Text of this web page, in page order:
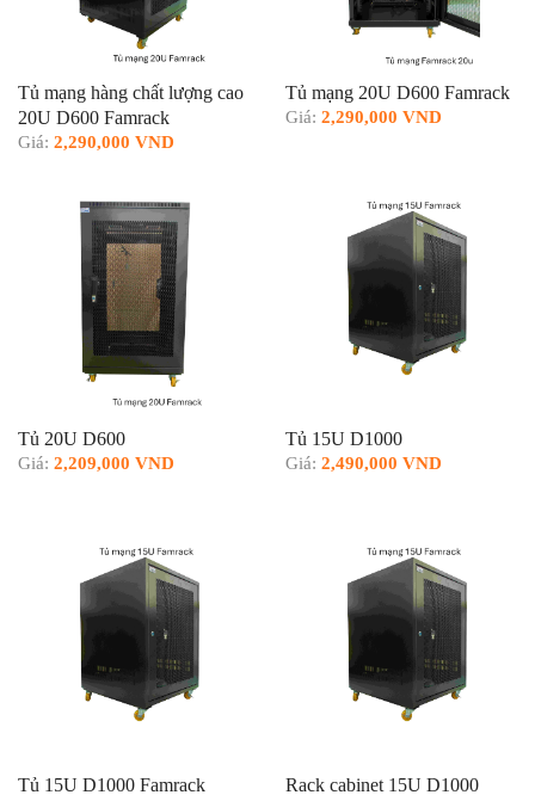
Tủ mạng hàng chất lượng cao
20U D600 Famrack
Giá: 2,290,000 VND
Tủ mạng 20U D600 Famrack
Giá: 2,290,000 VND
Tủ 20U D600
Giá: 2,209,000 VND
Tủ 15U D1000
Giá: 2,490,000 VND
Tủ 15U D1000 Famrack
Rack cabinet 15U D1000